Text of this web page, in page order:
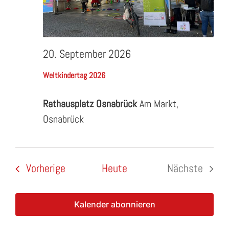
Weltkindertag 2026
20. September 2026
Rathausplatz OsnabrückAm Markt,
Osnabrück
Vorherige Veranstaltungen
Heute
Nächste
Kalender abonnieren